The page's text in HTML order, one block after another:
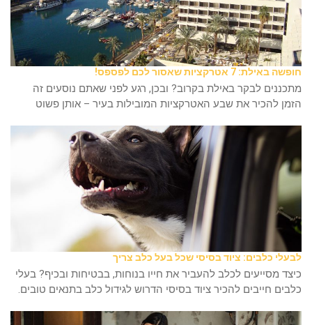
חופשה באילת: 7 אטרקציות שאסור לכם לפספס!
מתכננים לבקר באילת בקרוב? ובכן, רגע לפני שאתם נוסעים זה
הזמן להכיר את שבע האטרקציות המובילות בעיר – אותן פשוט
לבעלי כלבים: ציוד בסיסי שכל בעל כלב צריך
כיצד מסייעים לכלב להעביר את חייו בנוחות, בבטיחות ובכיף? בעלי
כלבים חייבים להכיר ציוד בסיסי הדרוש לגידול כלב בתנאים טובים.